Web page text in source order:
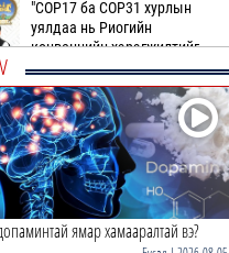
"COP17 ба COP31 хурлын
уялдаа нь Риогийн
конвенцийн хэрэгжилтийг
ахиул…
Монгол төрийн парадокс нь
шатахуун
0 | 13 цагийн өмнө
Б.Пүрэвдагва: Найман
ямар хамааралтай вэ?